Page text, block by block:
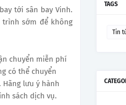
tới sân bay Vinh.
trình sớm để không
chuyển miễn phí
có thể chuyển
Hãng lưu ý hành
sách dịch vụ.
TAGS
Tin